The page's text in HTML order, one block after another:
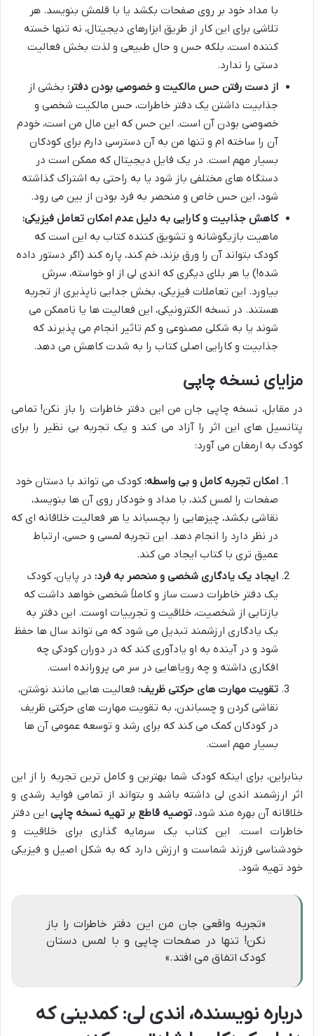
با مداد خود بر روی صفحات بکشد یا با قلمش بنویسد. هر
تلاشی برای این کار از طریق ابزارهای دیجیتال، نه تنها خسته
کننده است، بلکه حس و حال طبیعی و لذت بخش فعالیت
دستی را ندارد.
از دست رفتن حس مالکیت و خصوصی بودن دفتر: بخشی از
جذابیت داشتن یک دفتر خاطرات، حس مالکیت شخصی و
خصوصی بودن آن است. این حس که این مال من است، خودم
آن را ساخته ام و تنها من به آن دسترسی دارم برای کودکان
بسیار مهم است. در یک فایل دیجیتال که ممکن است در
دستگاه های مختلفی باز شود یا به راحتی به اشتراک گذاشته
شود، این حس خاص و منحصر به فرد بودن از بین می رود.
کاهش جذابیت و کارایی به دلیل عدم امکان تعامل فیزیکی:
ماهیت بازیگوشانه و تشویق کننده کتاب به این است که
کودک بتواند آن را ورق بزند، خم کند، پاره کند (اگر دستور داده
شده!) یا هر بلای دیگری که اندی لی از او خواسته، سرش
بیاورد. این تعاملات فیزیکی، بخش جدایی ناپذیری از تجربه
هستند. در نسخه الکترونیکی، این فعالیت ها یا ناممکن می
شوند یا به شکلی مصنوعی و کم تاثیر انجام می پذیرند که
جذابیت و کارایی اصلی کتاب را به شدت کاهش می دهد.
مزایای نسخه چاپی
در مقابل، نسخه چاپی جان من این دفتر خاطرات را باز نکن! تمامی
پتانسیل های این اثر را آزاد می کند و یک تجربه بی نظیر را برای
کودک به ارمغان می آورد:
امکان تجربه کامل و بی واسطه: کودک می تواند با دستان خود
صفحات را لمس کند، با مداد و خودکار روی آن ها بنویسد،
نقاشی بکشد، چیزهایی را بچسباند یا هر فعالیت خلاقانه ای که
در نظر دارد را انجام دهد. این تجربه لمسی و حسی، ارتباط
عمیق تری با کتاب ایجاد می کند.
ایجاد یک یادگاری شخصی و منحصر به فرد: در پایان، کودک
یک دفتر خاطرات دست ساز و کاملاً شخصی خواهد داشت که
بازتابی از شخصیت، خلاقیت و تجربیات اوست. این دفتر به
یک یادگاری ارزشمند تبدیل می شود که می تواند سال ها حفظ
شود و در آینده به او یادآوری کند که در دوران کودکی چه
افکاری داشته و چه رویاهایی در سر می پرورانده است.
تقویت مهارت های حرکتی ظریف: فعالیت هایی مانند نوشتن،
نقاشی کردن و چسباندن، به تقویت مهارت های حرکتی ظریف
در کودکان کمک می کند که برای رشد و توسعه عمومی آن ها
بسیار مهم است.
بنابراین، برای اینکه کودک شما بهترین و کامل ترین تجربه را از این
اثر ارزشمند اندی لی داشته باشد و بتواند از تمامی فواید رشدی و
خلاقانه آن بهره مند شود، توصیه قاطع بر تهیه نسخه چاپی این دفتر
خاطرات است. این کتاب یک سرمایه گذاری برای خلاقیت و
خودشناسی فرزند شماست و ارزش دارد که به شکل اصیل و فیزیکی
خود تهیه شود.
«تجربه واقعی جان من این دفتر خاطرات را باز
نکن! تنها در صفحات چاپی و با لمس دستان
کودک اتفاق می افتد.»
درباره نویسنده، اندی لی: کمدینی که